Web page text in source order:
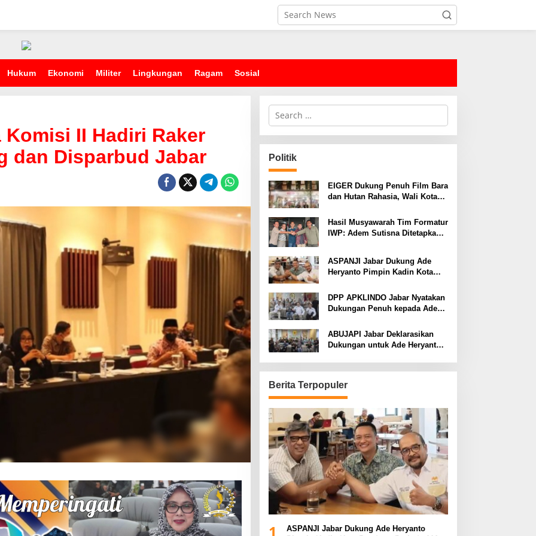
Hukum Ekonomi Militer Lingkungan Ragam Sosial
II Hadiri Raker
dan Disparbud Jabar
S
r
c
h
f
o
r
:
Politik
EIGER Dukung Penuh Film Bara
dan Hutan Rahasia, Wali Kota
Hasil Musyawarah Tim Formatur
IWP: Adem Sutisna Ditetapkan
ASPANJI Jabar Dukung Ade
Heryanto Pimpin Kadin Kota
DPP APKLINDO Jabar Nyatakan
Dukungan Penuh kepada Ade
Bandung
ABUJAPI Jabar Deklarasikan
Dukungan untuk Ade Heryanto
Berita Terpopuler
1
ASPANJI Jabar Dukung Ade Heryanto